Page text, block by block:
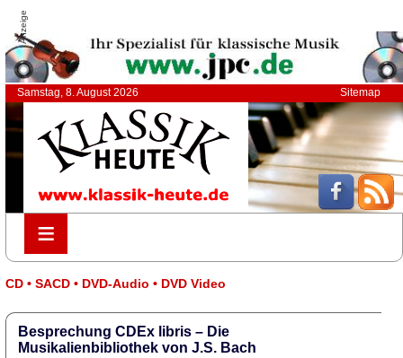
Anzeige
Samstag, 8. August 2026 Sitemap
≡
≡
CD • SACD • DVD-Audio • DVD Video
Besprechung CDEx libris – Die
Musikalienbibliothek von J.S. Bach